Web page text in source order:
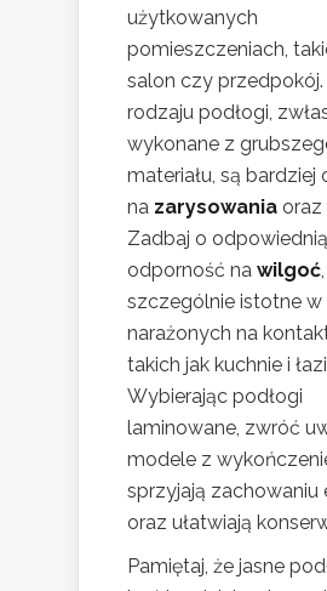
użytkowanych
pomieszczeniach,
salon czy przedpokój.
rodzaju podłogi,
wykonane z
materiału, są bardziej
na zarysowania oraz
Zadbaj o odpowiednią
odporność na wilgoć
szczególnie istotne w
narażonych na
takich jak kuchnie i
Wybierając podłogi
laminowane, zwróć
modele z
sprzyjają zachowaniu
oraz ułatwiają
Pamiętaj, że jasne